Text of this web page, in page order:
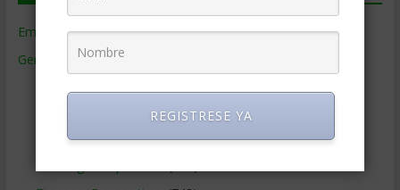
Empresas de Gerencia(38)
Gerencia
(9.477)
Educacion Gerencial(454)
REGISTRESE YA